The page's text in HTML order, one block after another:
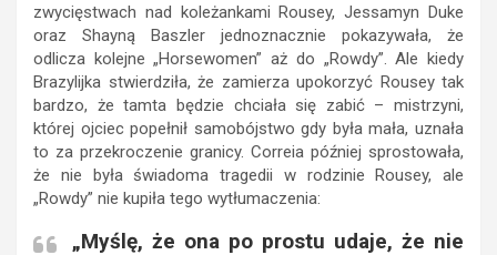
zwycięstwach nad koleżankami Rousey, Jessamyn Duke
oraz Shayną Baszler jednoznacznie pokazywała, że
odlicza kolejne „Horsewomen” aż do „Rowdy”. Ale kiedy
Brazylijka stwierdziła, że zamierza upokorzyć Rousey tak
bardzo, że tamta będzie chciała się zabić – mistrzyni,
której ojciec popełnił samobójstwo gdy była mała, uznała
to za przekroczenie granicy. Correia później sprostowała,
że nie była świadoma tragedii w rodzinie Rousey, ale
„Rowdy” nie kupiła tego wytłumaczenia:
„Myślę, że ona po prostu udaje, że nie